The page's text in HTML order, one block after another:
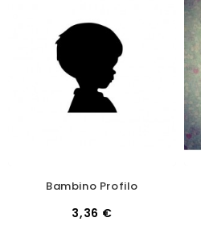
Bambino Profilo
3,36 €